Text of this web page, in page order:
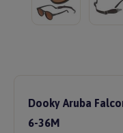
Dooky Aruba
6-36M